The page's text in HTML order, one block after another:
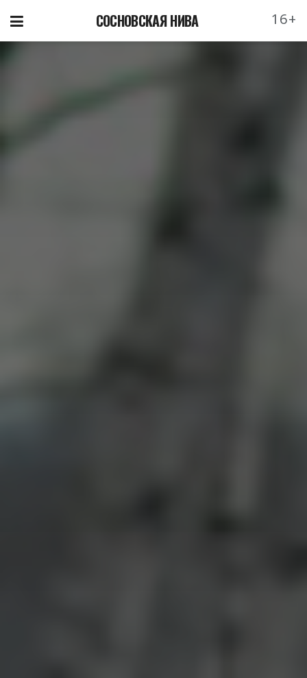
СОСНОВСКАЯ НИВА 16+